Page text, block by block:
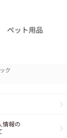
ク
情報の